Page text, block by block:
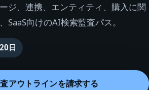
ジ、連携、エンティティ、購入に関
SaaS向けのAI検索監査パス。
日
アウトラインを請求する